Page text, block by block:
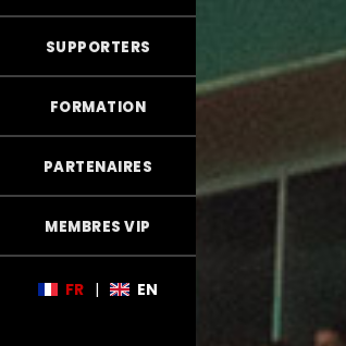
SUPPORTERS
FORMATION
PARTENAIRES
MEMBRES VIP
FR | EN